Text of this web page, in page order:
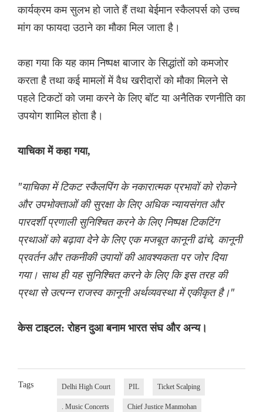
कार्यक्रम कम सुलभ हो जाते हैं तथा बेईमान स्कैलपर्स को उच्च
मांग का फायदा उठाने का मौका मिल जाता है।
कहा गया कि यह काम निष्पक्ष बाजार के सिद्धांतों को कमजोर
करता है तथा कई मामलों में वैध खरीदारों को मौका मिलने से
पहले टिकटों को जमा करने के लिए बॉट या अनैतिक रणनीति का
उपयोग शामिल होता है।
याचिका में कहा गया,
"याचिका में टिकट स्कैलपिंग के नकारात्मक प्रभावों को रोकने
और उपभोक्ताओं की सुरक्षा के लिए अधिक न्यायसंगत और
पारदर्शी प्रणाली सुनिश्चित करने के लिए निष्पक्ष टिकटिंग
प्रथाओं को बढ़ावा देने के लिए एक मजबूत कानूनी ढांचे, कानूनी
प्रवर्तन और तकनीकी उपायों की आवश्यकता पर जोर दिया
गया। साथ ही यह सुनिश्चित करने के लिए कि इस तरह की
प्रथा से उत्पन्न राजस्व कानूनी अर्थव्यवस्था में एकीकृत है।"
केस टाइटल: रोहन दुआ बनाम भारत संघ और अन्य।
Tags Delhi High Court PIL Ticket Scalping
. Music Concerts Chief Justice Manmohan